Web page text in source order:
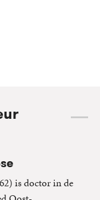
is doctor in de